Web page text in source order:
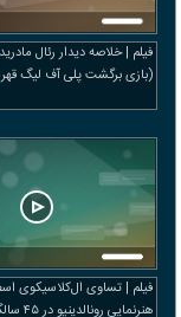
(بازی برگشت پلی آف لیگ
فیلم | تساوی ال‌کلاسیکوی
هنرنمایی رونالدینیو در ۴۵ سالگی